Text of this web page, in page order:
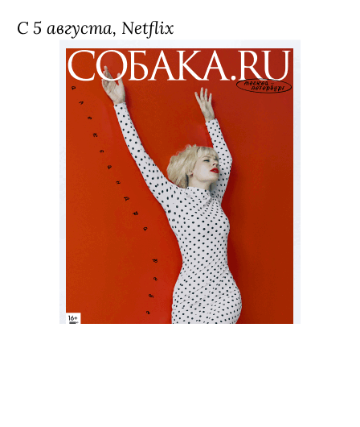
С 5 августа, Netflix